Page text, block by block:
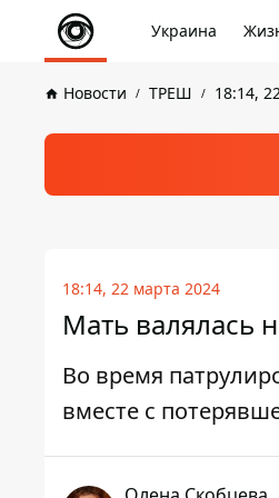
Украина
Новости ТРЕШ 18:14,
18:14, 22 марта 2024
Мать валялась
Во время
вместе с